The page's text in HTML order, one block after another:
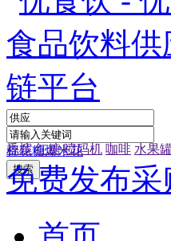
棉花糖爆米花
香槟 红糖 喷码机 咖啡 水果
免费发布采